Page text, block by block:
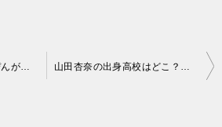
黒島結菜の私服やすっぴんがかわいい！髪型も調べてみた 山田杏奈の出身高校はどこ？学歴・出身校まとめ!デビュー当時は！